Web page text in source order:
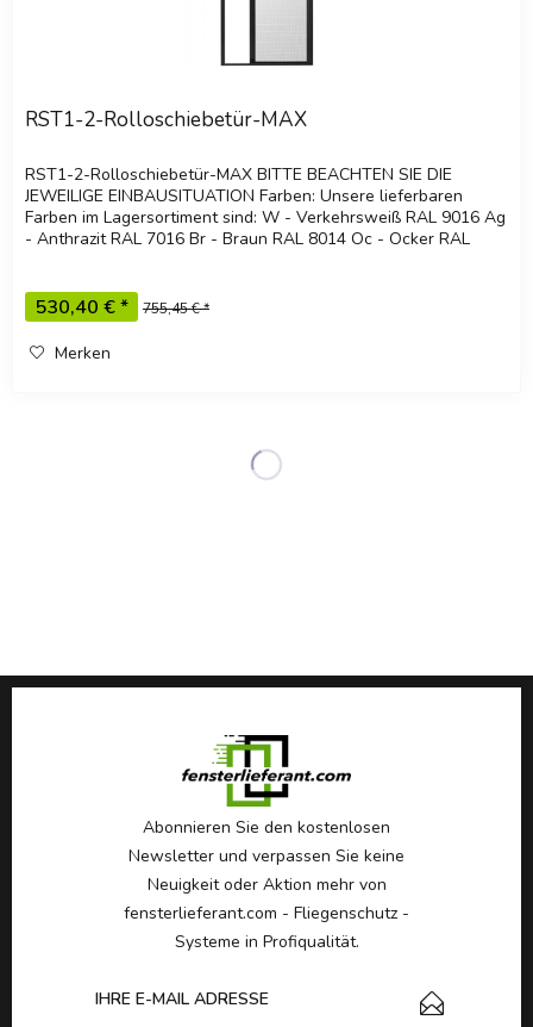
RST1-2-Rolloschiebetür-MAX
RST1-2-Rolloschiebetür-MAX BITTE BEACHTEN SIE DIE
JEWEILIGE EINBAUSITUATION Farben: Unsere lieferbaren
Farben im Lagersortiment sind: W - Verkehrsweiß RAL 9016 Ag
- Anthrazit RAL 7016 Br - Braun RAL 8014 Oc - Ocker RAL
530,40 € * 755,45 € *
Merken
Abonnieren Sie den kostenlosen
Newsletter und verpassen Sie keine
Neuigkeit oder Aktion mehr von
fensterlieferant.com - Fliegenschutz -
Systeme in Profiqualität.